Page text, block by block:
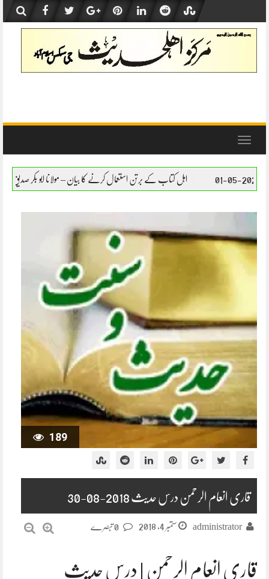
content
Toggle
اہل کتاب کے برتن استعمال کرنے کا بیان – مولانا ابو بکر صدیق حفظہ اللہ اہل کتاب کے
189
قاری انعام الرحمن درس حدیث 2018-08-30
administrator ستمبر 4, 2018
قاری انعام الرحمن | درس حدیث